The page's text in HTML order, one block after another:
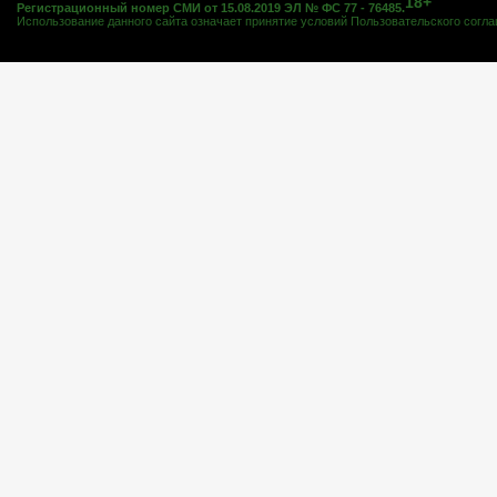
Регистрационный номер СМИ от 15.08.2019 ЭЛ № ФС 77 - 76485.
Использование данного сайта означает принятие условий Пользовательского